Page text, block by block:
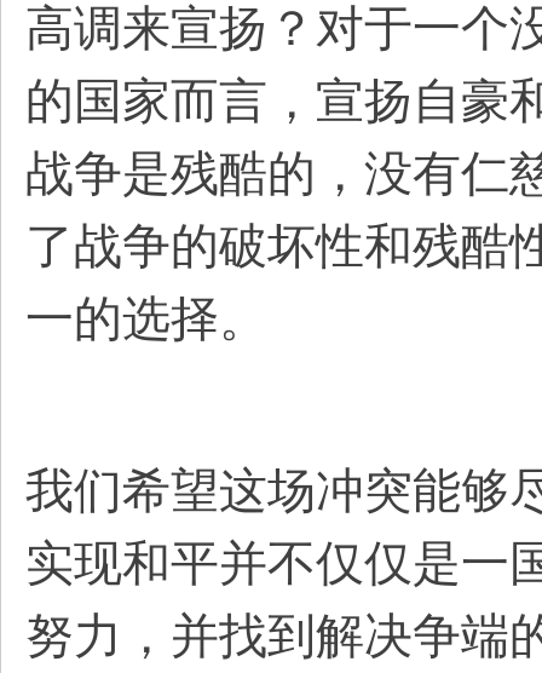
高调来宣扬？对于一个
的国家而言，宣扬自豪
战争是残酷的，没有仁
了战争的破坏性和残酷
一的选择。
我们希望这场冲突能够
实现和平并不仅仅是一
努力，并找到解决争端